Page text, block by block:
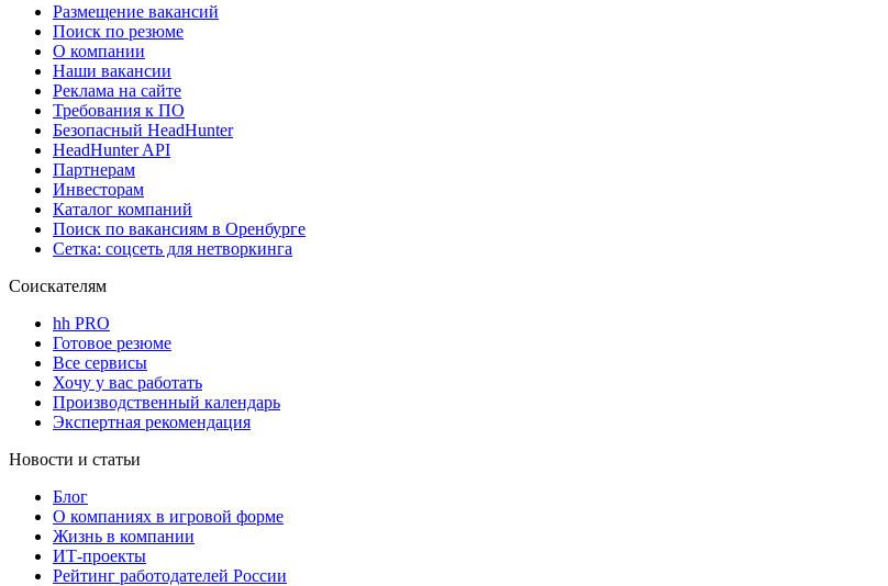
Размещение вакансий
Поиск по резюме
О компании
Наши вакансии
Реклама на сайте
Требования к ПО
Безопасный HeadHunter
HeadHunter API
Партнерам
Инвесторам
Каталог компаний
Поиск по вакансиям в Оренбурге
Сетка: соцсеть для нетворкинга
Соискателям
hh PRO
Готовое резюме
Все сервисы
Хочу у вас работать
Производственный календарь
Экспертная рекомендация
Новости и статьи
Блог
О компаниях в игровой форме
Жизнь в компании
ИТ-проекты
Рейтинг работодателей России